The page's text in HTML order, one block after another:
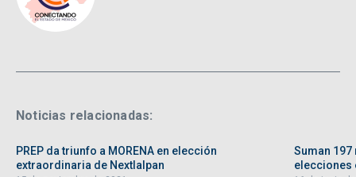
Noticias relacionadas:
PREP da triunfo a MORENA en elección
extraordinaria de Nextlalpan
Suman
elecciones